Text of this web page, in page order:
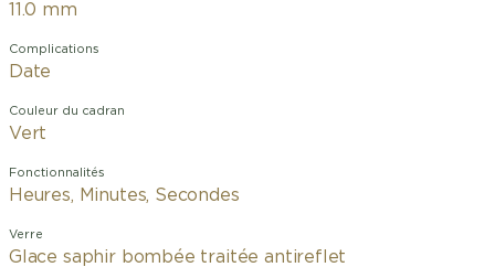
11.0 mm
Complications
Date
Couleur du cadran
Vert
Fonctionnalités
Heures, Minutes, Secondes
Verre
Glace saphir bombée traitée antireflet